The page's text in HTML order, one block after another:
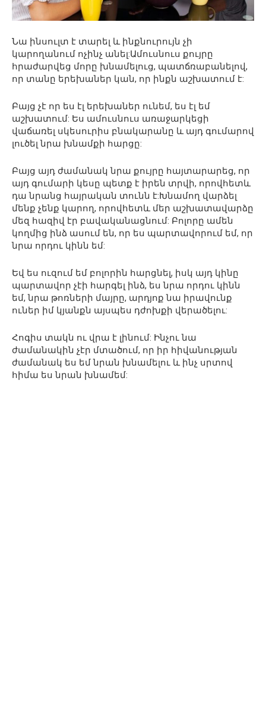
Նա ինսուլտ է տարել և ինքնուրույն չի
կարողանում ոչինչ անել:Ամուսնուս քույրը
հրաժարվեց մորը խնամելուց, պատճռաբանելով,
որ տանը երեխաներ կան, որ ինքն աշխատում է:
Բայց չէ որ ես էլ երեխաներ ունեմ, ես էլ եմ
աշխատում: Ես ամուսնուս առաջարկեցի
վաճառել սկեսուրիս բնակարանը և այդ գումարով
լուծել նրա խնամքի հարցը:
Բայց այդ ժամանակ նրա քույրը հայտարարեց, որ
այդ գումարի կեսը պետք է իրեն տրվի, որովհետև
դա նրանց հայրական տունն է:Խնամող վարձել
մենք չենք կարող, որովհետև մեր աշխատավարձը
մեզ հազիվ էր բավականացնում: Բոլորը ամեն
կողմից ինձ ասում են, որ ես պարտավորում եմ, որ
նրա որդու կինն եմ:
Եվ ես ուզում եմ բոլորին հարցնել, իսկ այդ կինը
պարտավոր չէի հարգել ինձ, ես նրա որդու կինն
եմ, նրա թոռների մայրը, արդյոք նա իրավունք
ուներ իմ կյանքն այսպես դժոխքի վերածելու:
Հոգիս տակն ու վրա է լինում: Ինչու նա
ժամանակին չէր մտածում, որ իր հիվանության
ժամանակ ես եմ նրան խնամելու և ինչ սրտով
հիմա ես նրան խնամեմ: